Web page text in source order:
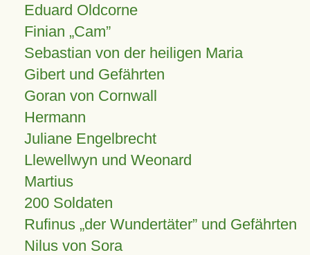
Eduard Oldcorne
Finian Cam
Sebastian von der heiligen Maria
Gibert und Gefährten
Goran von Cornwall
Hermann
Juliane Engelbrecht
Llewellwyn und Weonard
Martius
200 Soldaten
Rufinus „der Wundertäter” und Gefährten
Nilus von Sora